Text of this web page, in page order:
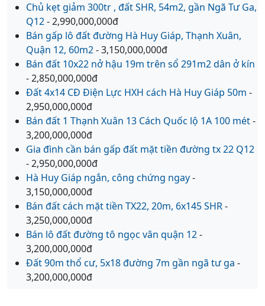
Chủ kẹt giảm 300tr , đất SHR, 54m2, gần Ngã Tư Ga,
Q12- 2,990,000,000đ
Bán gấp lô đất đường Hà Huy Giáp, Thạnh Xuân,
Quận 12, 60m2- 3,150,000,000đ
Bán đất 10x22 nở hậu 19m trên sổ 291m2 dân ở kín
- 2,850,000,000đ
Đất 4x14 CĐ Điện Lực HXH cách Hà Huy Giáp 50m -
2,950,000,000đ
Bán đất 1 Thạnh Xuân 13 Cách Quốc lộ 1A 100 mét-
3,200,000,000đ
Gia đình cần bán gấp đất mặt tiền đường tx 22 Q12
- 2,950,000,000đ
Hà Huy Giáp ngắn, công chứng ngay-
3,150,000,000đ
Bán đất cách mặt tiền TX22, 20m, 6x145 SHR-
3,250,000,000đ
Bán lô đất đường tô ngọc vân quận 12-
3,200,000,000đ
Đất 90m thổ cư, 5x18 đường 7m gần ngã tư ga -
3,200,000,000đ